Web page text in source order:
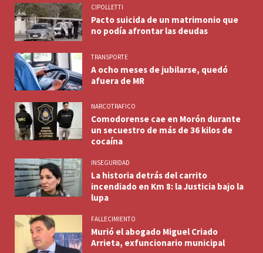
CIPOLLETTI
Pacto suicida de un matrimonio que
no podía afrontar las deudas
TRANSPORTE
A ocho meses de jubilarse, quedó
afuera de MR
NARCOTRAFICO
Comodorense cae en Morón durante
un secuestro de más de 36 kilos de
cocaína
INSEGURIDAD
La historia detrás del carrito
incendiado en Km 8: la Justicia bajo la
lupa
FALLECIMIENTO
Murió el abogado Miguel Criado
Arrieta, exfuncionario municipal